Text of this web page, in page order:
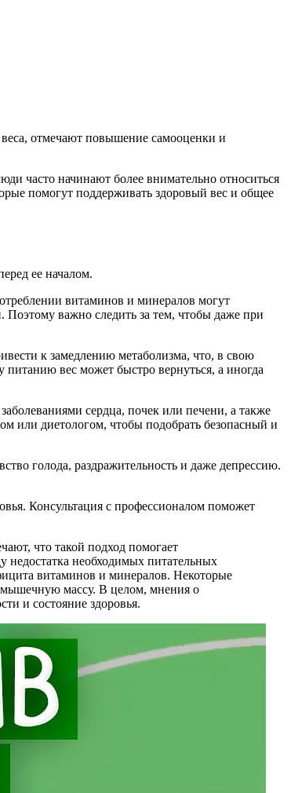
отмечают повышение самооценки и
часто начинают более внимательно относиться
помогут поддерживать здоровый вес и общее
ее началом.
витаминов и минералов могут
Поэтому важно следить за тем, чтобы даже при
к замедлению метаболизма, что, в свою
вес может быстро вернуться, а иногда
сердца, почек или печени, а также
или диетологом, чтобы подобрать безопасный и
голода, раздражительность и даже депрессию.
Консультация с профессионалом поможет
что такой подход помогает
недостатка необходимых питательных
витаминов и минералов. Некоторые
мышечную массу. В целом, мнения о
и состояние здоровья.